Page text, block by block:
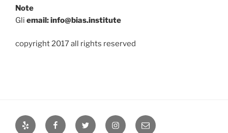
Note
Gli email: info@bias.institute
copyright 2017 all rights reserved
Yelp FacebookTwitter InstagramEmail